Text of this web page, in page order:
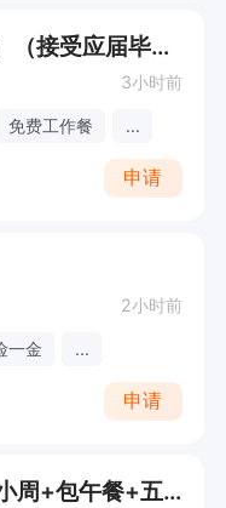
业务代表（4000-10000）（接受应届毕业生）
3小时前
免费工作餐 ...
申请
2小时前
一金 ...
申请
销售/业务员（4k-20k+大小周+包午餐+五险一金）接受应届生